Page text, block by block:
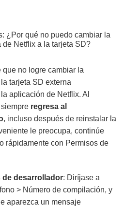
¿Por qué no puedo cambiar la
Netflix a la tarjeta SD?
no logre cambiar la
tarjeta SD externa
aplicación de Netflix. Al
regresa al
, incluso después de reinstalar la
le preocupa, continúe
rápidamente con Permisos de
de desarrollador: Diríjase a
> Número de compilación, y
aparezca un mensaje